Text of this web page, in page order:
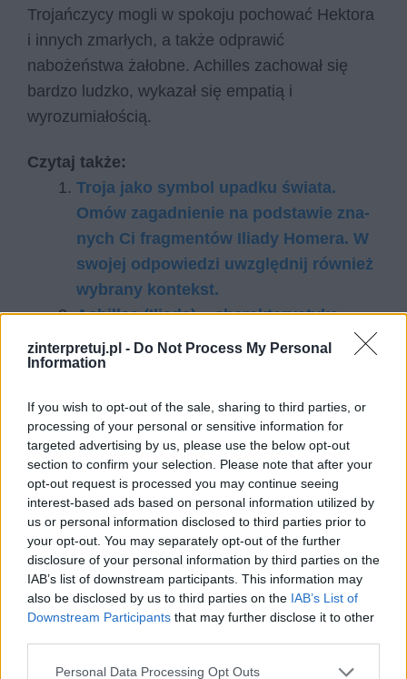
zinterpretuj.pl - Do Not Process My Personal
Information
If you wish to opt-out of the sale, sharing to third parties, or
processing of your personal or sensitive information for
targeted advertising by us, please use the below opt-out
section to confirm your selection. Please note that after your
opt-out request is processed you may continue seeing
interest-based ads based on personal information utilized by
us or personal information disclosed to third parties prior to
your opt-out. You may separately opt-out of the further
disclosure of your personal information by third parties on the
IAB’s list of downstream participants. This information may
also be disclosed by us to third parties on the IAB’s List of
Downstream Participants that may further disclose it to other
Personal Data Processing Opt Outs
Trojańczycy mogli w spokoju pochować Hektora
i innych zmarłych, a także odprawić
nabożeństwa żałobne. Achilles zachował się
bardzo ludzko, wykazał się empatią i
wyrozumiałością.
Czytaj także:
Tro­ja jako sym­bol upad­ku świa­ta.
Omów za­gad­nie­nie na pod­sta­wie zna­
nych Ci frag­men­tów Ilia­dy Ho­me­ra. W
swo­jej od­po­wie­dzi uwzględ­nij rów­nież
wy­bra­ny kon­tekst.
Achilles (Iliada) – charakterystyka
Przedstaw przyczyny i okoliczności
przybycia Priama do Achillesa
Kategorie
opracowania
Tagi
Iliada - opracowanie
Przedstaw przyczyny i okoliczności
przybycia Priama do Achillesa
Iliada – główne wątki
Dodaj komentarz
Komentarz